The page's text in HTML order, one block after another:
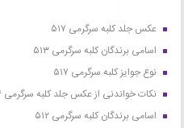
عکس جلد کلبه سرگرمی ۵۱۷
اسامی برندگان کلبه سرگرمی ۵۱۳
نوع جوایز کلبه سرگرمی ۵۱۷
نکات خواندنی از عکس جلد کلبه سرگرمی ۵۱۶
اسامی برندگان کلبه سرگرمی ۵۱۲